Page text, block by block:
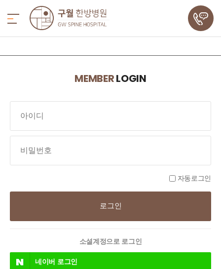
MEMBERLOGIN
자동로그인
소셜계정으로 로그인
네이버 로그인